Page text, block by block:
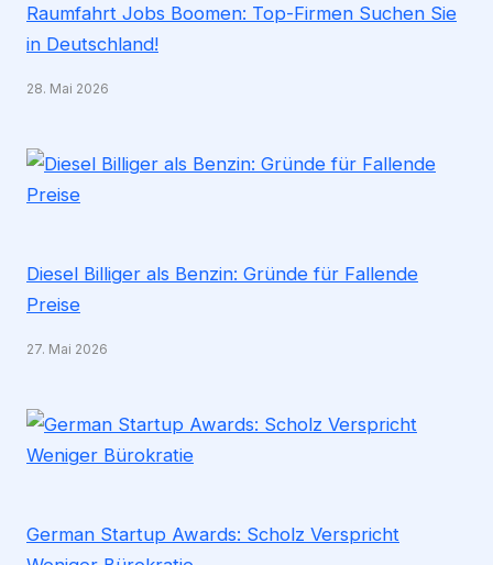
Raumfahrt Jobs Boomen: Top-Firmen Suchen Sie
in Deutschland!
28. Mai 2026
Diesel Billiger als Benzin: Gründe für Fallende
Preise
27. Mai 2026
German Startup Awards: Scholz Verspricht